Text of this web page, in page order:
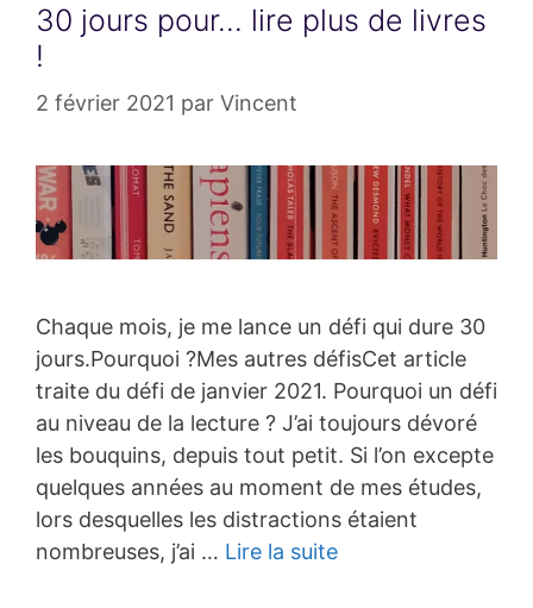
30 jours pour… lire plus de livres
!
2 février 2021 par Vincent
Chaque mois, je me lance un défi qui dure 30
jours.Pourquoi ?Mes autres défisCet article
traite du défi de janvier 2021. Pourquoi un défi
au niveau de la lecture ? J’ai toujours dévoré
les bouquins, depuis tout petit. Si l’on excepte
quelques années au moment de mes études,
lors desquelles les distractions étaient
nombreuses, j’ai … Lire la suite